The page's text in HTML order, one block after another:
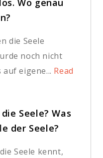
Wo genau
die Seele
noch nicht
eigene... Read
Seele? Was
der Seele?
Seele kennt,